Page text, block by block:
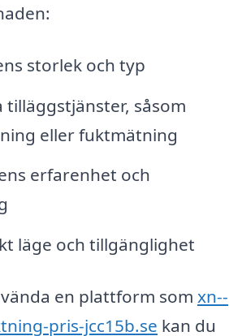
storlek och typ
tilläggstjänster, såsom
eller fuktmätning
erfarenhet och
läge och tillgänglighet
en plattform som xn--
pris-jcc15b.se kan du